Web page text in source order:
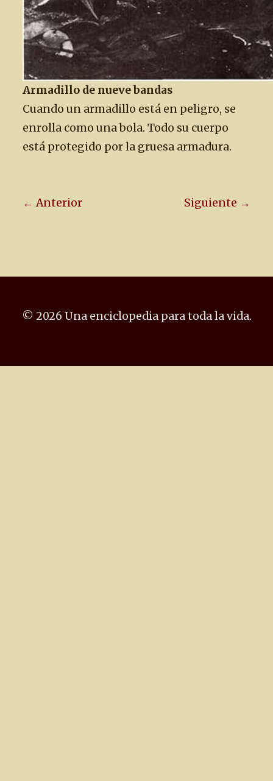
Armadillo de nueve bandas
Cuando un armadillo está en peligro, se
enrolla como una bola. Todo su cuerpo
está protegido por la gruesa armadura.
← Anterior Siguiente →
© 2026 Una enciclopedia para toda la vida.